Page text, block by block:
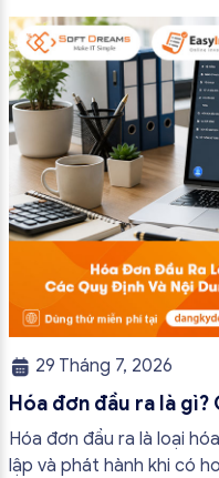
bài viết này, hóa đơn
trường hợp hóa đơn
29 Tháng 7, 2026
Hóa đơn đầu ra là
bắt buộc mới nhất
Hóa đơn đầu ra là loại
lập và phát hành khi có